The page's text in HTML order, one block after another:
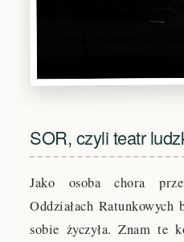
SOR, czyli teatr
Jako osoba chora
Oddziałach Ratunkowych
sobie życzyła. Znam te